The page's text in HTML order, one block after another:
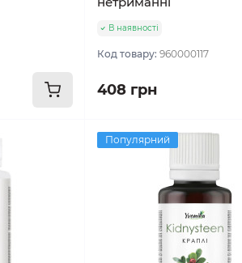
В наявності
Код товару:960000117
408 грн
Популярний